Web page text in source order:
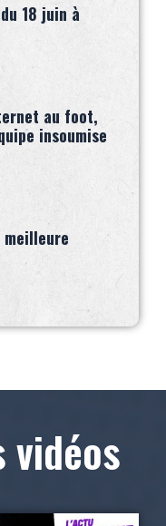
18 juin à
au foot,
insoumise
vidéos